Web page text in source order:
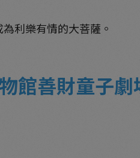
利樂有情的大菩薩。
館善財童子劇